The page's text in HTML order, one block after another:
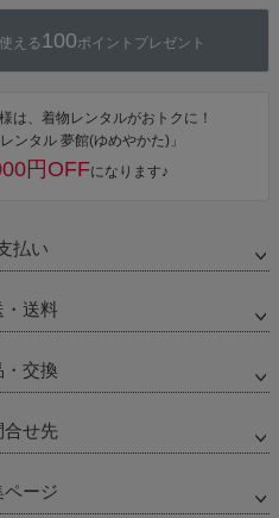
える 100ポイントプレゼント
は、着物レンタルがおトクに！
ンタル 夢館(ゆめやかた)」
円OFFになります♪
払い
・送料
・交換
合せ先
ページ